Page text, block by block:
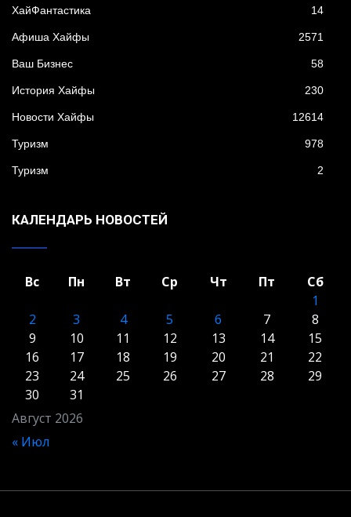
XайФантастика 14
Афиша Хайфы 2571
Ваш Бизнес 58
История Хайфы 230
Новости Хайфы 12614
Туризм 978
Туризм 2
КАЛЕНДАРЬ НОВОСТЕЙ
Август 2026
Вс Пн Вт Ср Чт Пт
Сб
1
2
3 4 5 6 7
8
9
10 11 12 13 14
15
16
17 18 19 20 21
22
23
24 25 26 27 28
29
30
31
« Июл